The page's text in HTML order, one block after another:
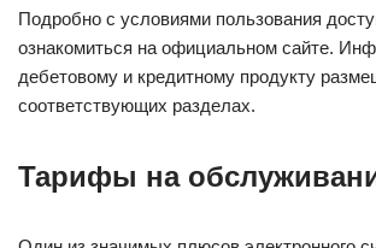
Подробно с условиями пользования
ознакомиться на официальном сайте.
дебетовому и кредитному продукту
соответствующих разделах.
Тарифы на